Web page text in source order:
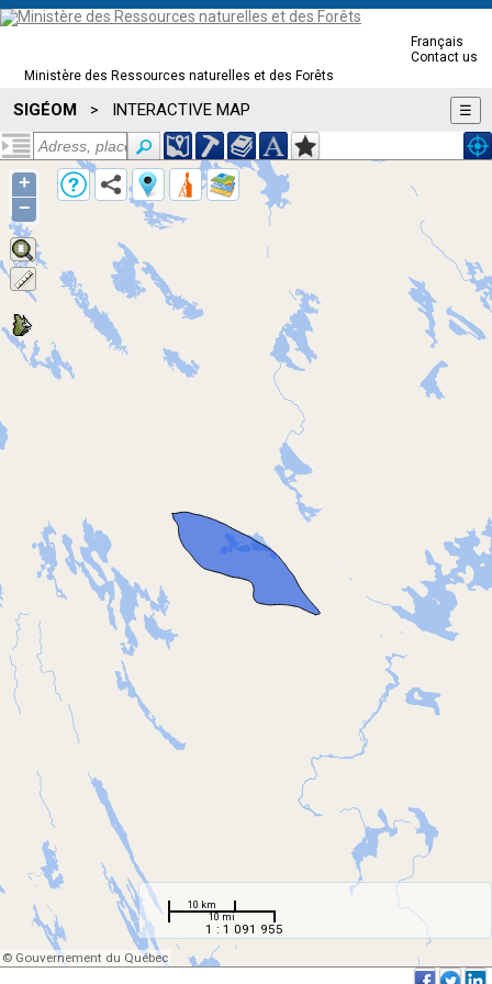
Ministère des Ressources naturelles et des Forêts
Français
Contact us
SIGÉOM > INTERACTIVE MAP ☰
10 km
10 mi
1 : 1 091 955
© Gouvernement du Québec
+
−